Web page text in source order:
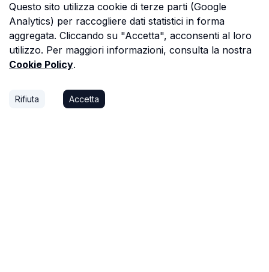
Questo sito utilizza cookie di terze parti (Google
Analytics) per raccogliere dati statistici in forma
aggregata. Cliccando su "Accetta", acconsenti al loro
utilizzo. Per maggiori informazioni, consulta la nostra
Cookie Policy.
Rifiuta Accetta